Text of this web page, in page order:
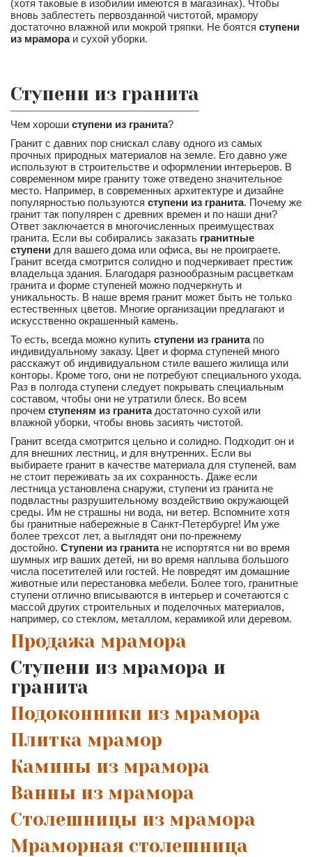
(хотя таковые в изобилии имеются в магазинах). Чтобы
вновь заблестеть первозданной чистотой, мрамору
достаточно влажной или мокрой тряпки. Не боятся ступени
из мрамораи сухой уборки.
Ступени из гранита
Чем хороши ступени из гранита?
Гранит с давних пор снискал славу одного из самых
прочных природных материалов на земле. Его давно уже
используют в строительстве и оформлении интерьеров. В
современном мире граниту тоже отведено значительное
место. Например, в современных архитектуре и дизайне
популярностью пользуются ступени из гранита. Почему же
гранит так популярен с древних времен и по наши дни?
Ответ заключается в многочисленных преимуществах
гранита. Если вы собирались заказать гранитные
ступени для вашего дома или офиса, вы не проиграете.
Гранит всегда смотрится солидно и подчеркивает престиж
владельца здания. Благодаря разнообразным расцветкам
гранита и форме ступеней можно подчеркнуть и
уникальность. В наше время гранит может быть не только
естественных цветов. Многие организации предлагают и
искусственно окрашенный камень.
То есть, всегда можно купить ступени из гранитапо
индивидуальному заказу. Цвет и форма ступеней много
расскажут об индивидуальном стиле вашего жилища или
конторы. Кроме того, они не потребуют специального ухода.
Раз в полгода ступени следует покрывать специальным
составом, чтобы они не утратили блеск. Во всем
прочем ступеням из гранитадостаточно сухой или
влажной уборки, чтобы вновь засиять чистотой.
Гранит всегда смотрится цельно и солидно. Подходит он и
для внешних лестниц, и для внутренних. Если вы
выбираете гранит в качестве материала для ступеней, вам
не стоит переживать за их сохранность. Даже если
лестница установлена снаружи, ступени из гранита не
подвластны разрушительному воздействию окружающей
среды. Им не страшны ни вода, ни ветер. Вспомните хотя
бы гранитные набережные в Санкт-Петербурге! Им уже
более трехсот лет, а выглядят они по-прежнему
достойно. Ступени из гранитане испортятся ни во время
шумных игр ваших детей, ни во время наплыва большого
числа посетителей или гостей. Не повредят им домашние
животные или перестановка мебели. Более того, гранитные
ступени отлично вписываются в интерьер и сочетаются с
массой других строительных и поделочных материалов,
например, со стеклом, металлом, керамикой или деревом.
Продажа мрамора
Cтупени из мрамора и
гранита
Подоконники из мрамора
Плитка мрамор
Камины из мрамора
Ванны из мрамора
Cтолешницы из мрамора
Mраморная столешница